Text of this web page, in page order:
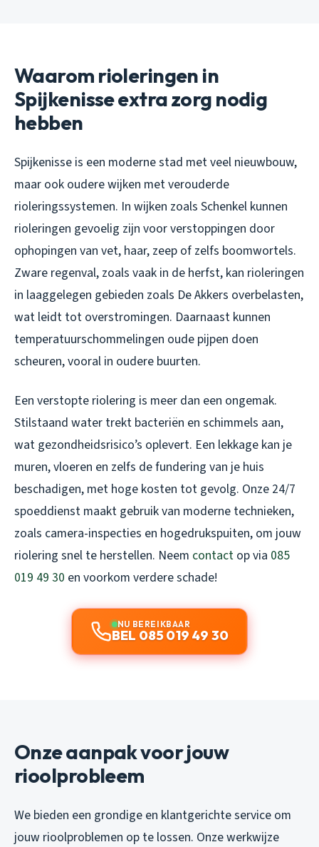
Waarom rioleringen in
Spijkenisse extra zorg nodig
hebben
Spijkenisse is een moderne stad met veel nieuwbouw,
maar ook oudere wijken met verouderde
rioleringssystemen. In wijken zoals Schenkel kunnen
rioleringen gevoelig zijn voor verstoppingen door
ophopingen van vet, haar, zeep of zelfs boomwortels.
Zware regenval, zoals vaak in de herfst, kan rioleringen
in laaggelegen gebieden zoals De Akkers overbelasten,
wat leidt tot overstromingen. Daarnaast kunnen
temperatuurschommelingen oude pijpen doen
scheuren, vooral in oudere buurten.
Een verstopte riolering is meer dan een ongemak.
Stilstaand water trekt bacteriën en schimmels aan,
wat gezondheidsrisico’s oplevert. Een lekkage kan je
muren, vloeren en zelfs de fundering van je huis
beschadigen, met hoge kosten tot gevolg. Onze 24/7
spoeddienst maakt gebruik van moderne technieken,
zoals camera-inspecties en hogedrukspuiten, om jouw
riolering snel te herstellen. Neem contact op via 085
019 49 30 en voorkom verdere schade!
NU BEREIKBAAR
BEL 085 019 49 30
Onze aanpak voor jouw
rioolprobleem
We bieden een grondige en klantgerichte service om
jouw rioolproblemen op te lossen. Onze werkwijze